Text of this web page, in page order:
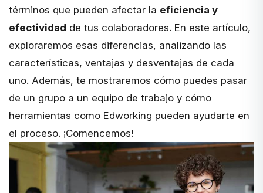
términos que pueden afectar la eficiencia y
efectividad de tus colaboradores. En este artículo,
exploraremos esas diferencias, analizando las
características, ventajas y desventajas de cada
uno. Además, te mostraremos cómo puedes pasar
de un grupo a un equipo de trabajo y cómo
herramientas como Edworking pueden ayudarte en
el proceso. ¡Comencemos!